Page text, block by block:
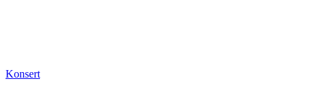
Konsert